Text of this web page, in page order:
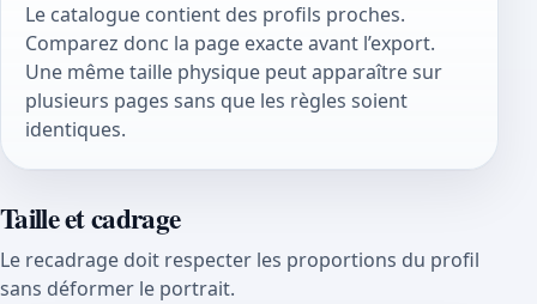
Le catalogue contient des profils proches.
Comparez donc la page exacte avant l’export.
Une même taille physique peut apparaître sur
plusieurs pages sans que les règles soient
identiques.
Taille et cadrage
Le recadrage doit respecter les proportions du profil
sans déformer le portrait.